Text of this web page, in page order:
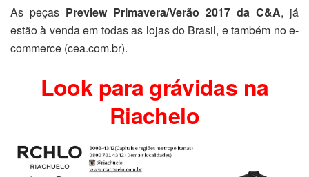
As peças Preview Primavera/Verão 2017 da C&A, já
estão à venda em todas as lojas do Brasil, e também no e-
commerce (cea.com.br).
Look para grávidas na
Riachelo